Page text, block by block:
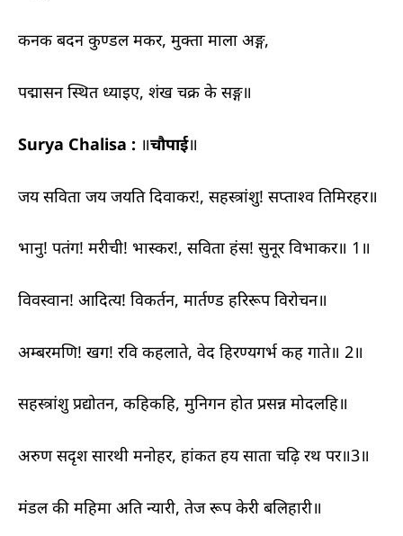
कनक बदन कुण्डल मकर, मुक्ता माला अङ्ग,
पद्मासन स्थित ध्याइए, शंख चक्र के सङ्ग॥
Surya Chalisa : ॥चौपाई॥
जय सविता जय जयति दिवाकर!, सहस्त्रांशु! सप्ताश्व तिमिरहर॥
भानु! पतंग! मरीची! भास्कर!, सविता हंस! सुनूर विभाकर॥ 1॥
विवस्वान! आदित्य! विकर्तन, मार्तण्ड हरिरूप विरोचन॥
अम्बरमणि! खग! रवि कहलाते, वेद हिरण्यगर्भ कह गाते॥ 2॥
सहस्त्रांशु प्रद्योतन, कहिकहि, मुनिगन होत प्रसन्न मोदलहि॥
अरुण सदृश सारथी मनोहर, हांकत हय साता चढ़ि रथ पर॥3॥
मंडल की महिमा अति न्यारी, तेज रूप केरी बलिहारी॥